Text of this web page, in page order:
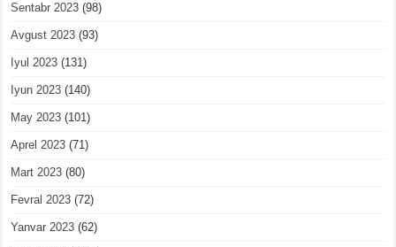
Sentabr 2023 (98)
Avgust 2023 (93)
Iyul 2023 (131)
Iyun 2023 (140)
May 2023 (101)
Aprel 2023 (71)
Mart 2023 (80)
Fevral 2023 (72)
Yanvar 2023 (62)